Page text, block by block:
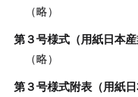
（略）
第３号様式（用紙日本産
（略）
第３号様式附表（用紙日